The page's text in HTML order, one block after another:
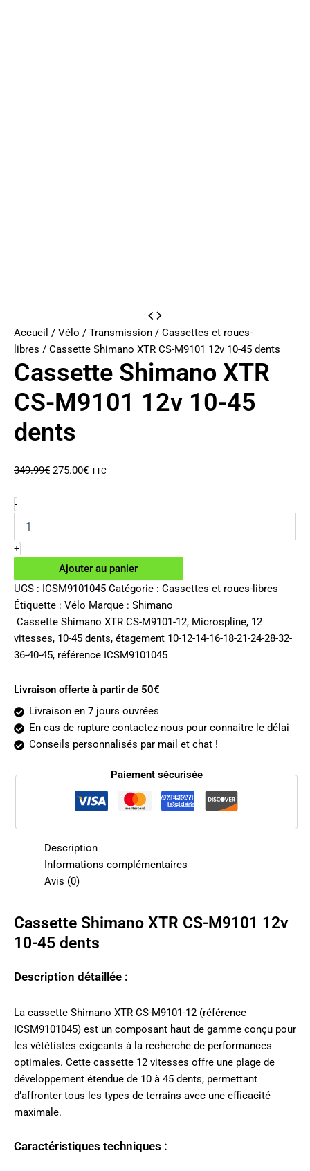
Accueil / Vélo / Transmission / Cassettes et roues-
libres / Cassette Shimano XTR CS-M9101 12v 10-45 dents
Cassette Shimano XTR
CS-M9101 12v 10-45
dents
349.99€ Le
275.00€Le
TTC
-quantité
de
Cassette
Shimano
XTR
M9101
12v
10-
45
dents
+
Ajouter au panier
UGS : ICSM9101045 Catégorie : Cassettes et roues-libres
Étiquette : Vélo Marque : Shimano
Cassette Shimano XTR CS-M9101-12, Microspline, 12
vitesses, 10-45 dents, étagement 10-12-14-16-18-21-24-28-32-
36-40-45, référence ICSM9101045
Livraison offerte à partir de 50€
Livraison en 7 jours ouvrées
En cas de rupture contactez-nous pour connaitre le délai
Conseils personnalisés par mail et chat !
Paiement sécurisée
Description
Informations complémentaires
Avis (0)
Cassette Shimano XTR CS-M9101 12v
10-45 dents
Description détaillée :
La cassette Shimano XTR CS-M9101-12 (référence
ICSM9101045) est un composant haut de gamme conçu pour
les vététistes exigeants à la recherche de performances
optimales. Cette cassette 12 vitesses offre une plage de
développement étendue de 10 à 45 dents, permettant
d’affronter tous les types de terrains avec une efficacité
maximale.
Caractéristiques techniques :